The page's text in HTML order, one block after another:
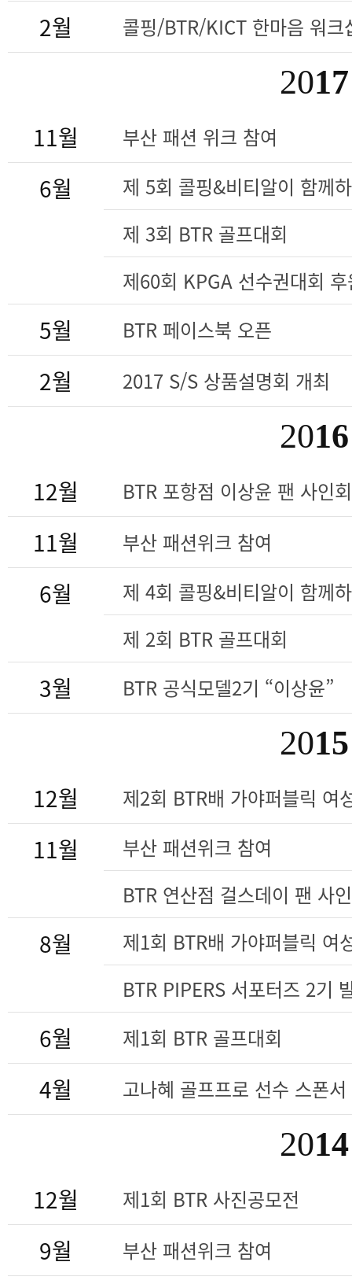
2월 콜핑/BTR/KICT 한마음 워크
2017
11월 부산 패션 위크 참여
6월
제 5회 콜핑&비티알이 함께
제 3회 BTR 골프대회
제60회 KPGA 선수권대회
5월 BTR 페이스북 오픈
2월 2017 S/S 상품설명회 개최
2016
12월 BTR 포항점 이상윤 팬 사인회
11월 부산 패션위크 참여
6월
제 4회 콜핑&비티알이 함께
제 2회 BTR 골프대회
3월 BTR 공식모델2기 “이상윤”
2015
12월 제2회 BTR배 가야퍼블릭 여
11월
부산 패션위크 참여
BTR 연산점 걸스데이 팬 사
8월
제1회 BTR배 가야퍼블릭 여
BTR PIPERS 서포터즈 2기
6월 제1회 BTR 골프대회
4월 고나혜 골프프로 선수 스폰
2014
12월 제1회 BTR 사진공모전
9월 부산 패션위크 참여